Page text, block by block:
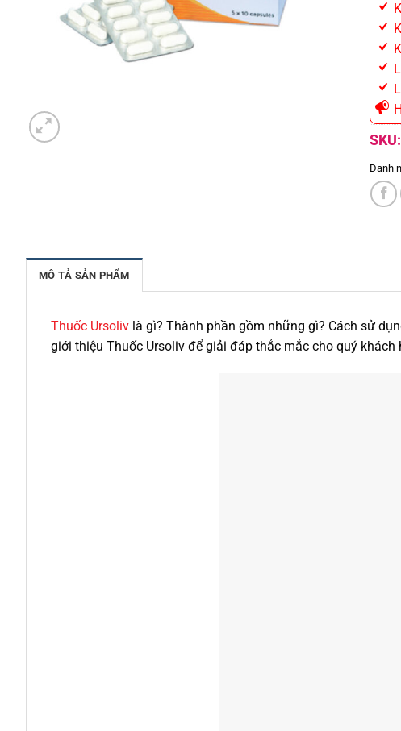
SKU:
Danh
MÔ TẢ SẢN PHẨM
Thuốc Ursoliv là gì? Thành phần gồm những gì? Cách sử
giới thiệu Thuốc Ursoliv để giải đáp thắc mắc cho quý khách